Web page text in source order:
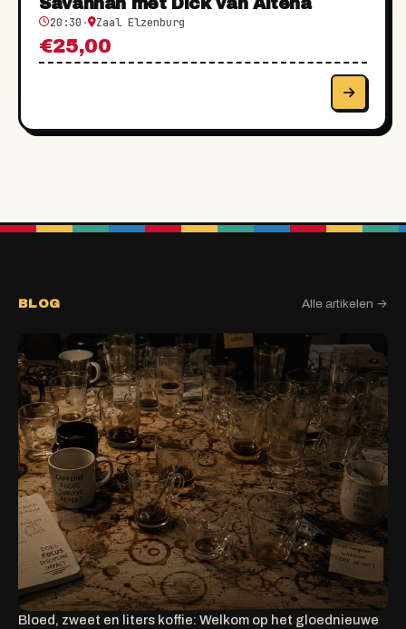
Savannah met Dick van Altena
20:30 · Zaal Elzenburg
€25,00
BLOG Alle artikelen →
Bloed, zweet en liters koffie: Welkom op het gloednieuwe